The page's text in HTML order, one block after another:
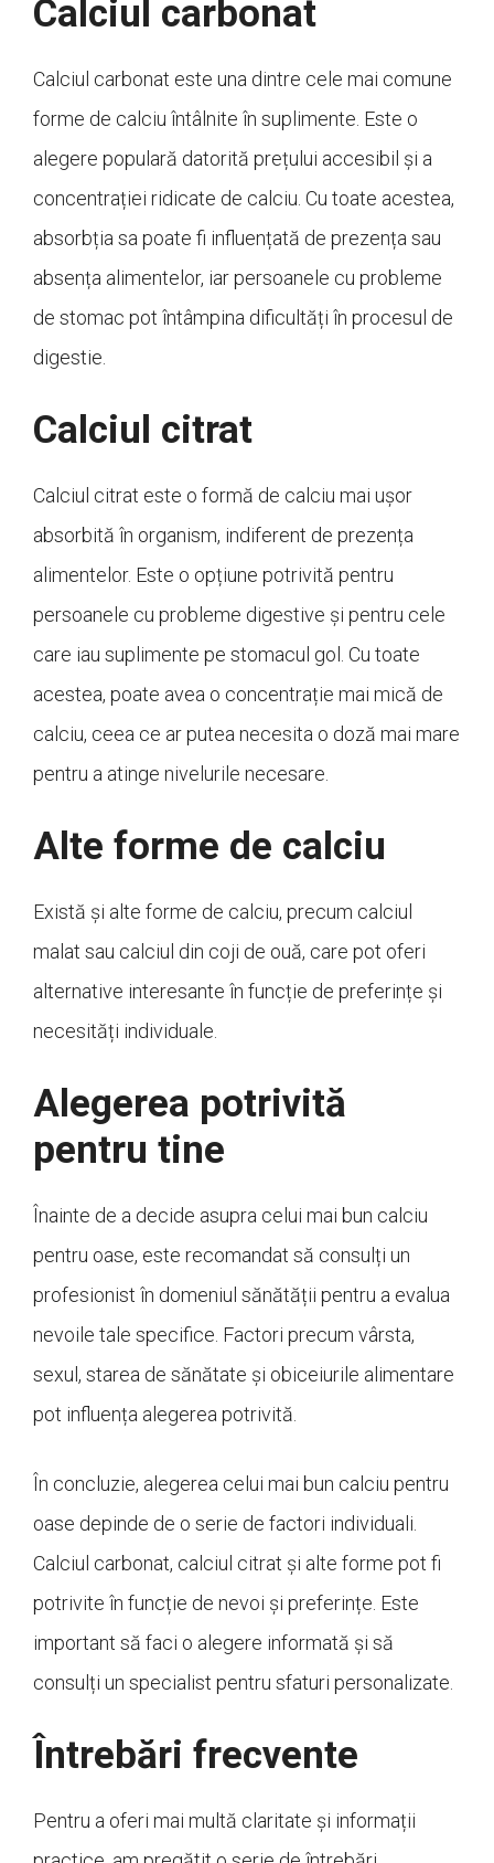
Calciul carbonat
Calciul carbonat este una dintre cele mai comune
forme de calciu întâlnite în suplimente. Este o
alegere populară datorită prețului accesibil și a
concentrației ridicate de calciu. Cu toate acestea,
absorbția sa poate fi influențată de prezența sau
absența alimentelor, iar persoanele cu probleme
de stomac pot întâmpina dificultăți în procesul de
digestie.
Calciul citrat
Calciul citrat este o formă de calciu mai ușor
absorbită în organism, indiferent de prezența
alimentelor. Este o opțiune potrivită pentru
persoanele cu probleme digestive și pentru cele
care iau suplimente pe stomacul gol. Cu toate
acestea, poate avea o concentrație mai mică de
calciu, ceea ce ar putea necesita o doză mai mare
pentru a atinge nivelurile necesare.
Alte forme de calciu
Există și alte forme de calciu, precum calciul
malat sau calciul din coji de ouă, care pot oferi
alternative interesante în funcție de preferințe și
necesități individuale.
Alegerea potrivită
pentru tine
Înainte de a decide asupra celui mai bun calciu
pentru oase, este recomandat să consulți un
profesionist în domeniul sănătății pentru a evalua
nevoile tale specifice. Factori precum vârsta,
sexul, starea de sănătate și obiceiurile alimentare
pot influența alegerea potrivită.
În concluzie, alegerea celui mai bun calciu pentru
oase depinde de o serie de factori individuali.
Calciul carbonat, calciul citrat și alte forme pot fi
potrivite în funcție de nevoi și preferințe. Este
important să faci o alegere informată și să
consulți un specialist pentru sfaturi personalizate.
Întrebări frecvente
Pentru a oferi mai multă claritate și informații